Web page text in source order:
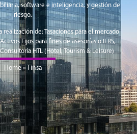
software e inteligencia, y gestión de
riesgo.
realización de: Tasaciones para el mercado
Fijos para fines de asesorías o IFRS,
HTL (Hotel, Tourism & Leisure)
Home»Tinsa